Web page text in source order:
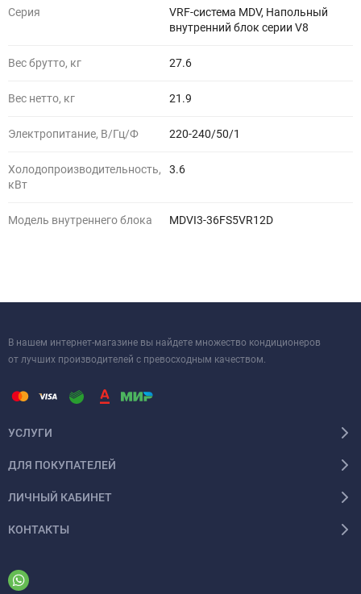
Серия
VRF-система MDV, Напольный
внутренний блок серии V8
Вес брутто, кг 27.6
Вес нетто, кг 21.9
Электропитание, В/Гц/Ф 220-240/50/1
Холодопроизводительность,
кВт
3.6
Модель внутреннего блока MDVI3-36FS5VR12D
В нашем интернет-магазине вы найдете множество кондиционеров
от лучших производителей с превосходным качеством.
УСЛУГИ
ДЛЯ ПОКУПАТЕЛЕЙ
ЛИЧНЫЙ КАБИНЕТ
КОНТАКТЫ